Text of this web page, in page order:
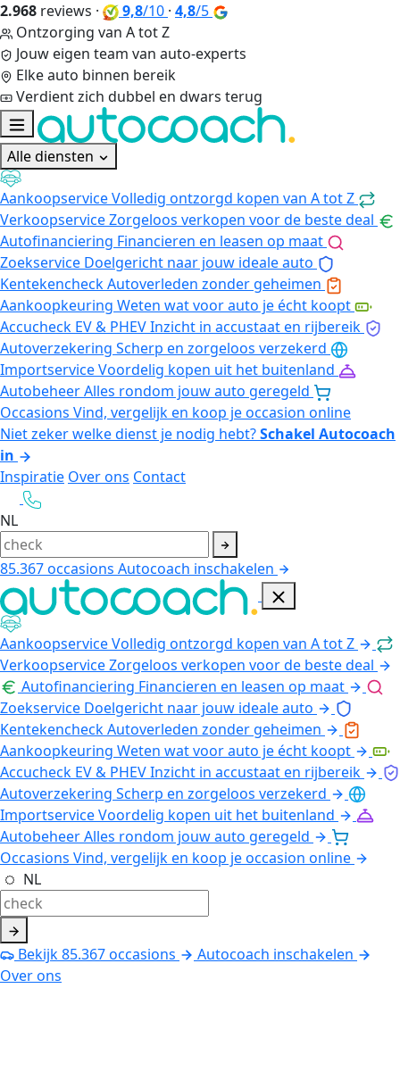
2.968 reviews · 9,8/10 · 4,8/5
Ontzorging van A tot Z
Jouw eigen team van auto-experts
Elke auto binnen bereik
Verdient zich dubbel en dwars terug
Alle diensten
AankoopserviceVolledig ontzorgd kopen van A tot Z
VerkoopserviceZorgeloos verkopen voor de beste deal
Autofinanciering Financieren en leasen op maat
Zoekservice Doelgericht naar jouw ideale auto
KentekencheckAutoverleden zonder geheimen
Aankoopkeuring Weten wat voor auto je écht koopt
Accucheck EV & PHEVInzicht in accustaat en rijbereik
Autoverzekering Scherp en zorgeloos verzekerd
ImportserviceVoordelig kopen uit het buitenland
AutobeheerAlles rondom jouw auto geregeld
Occasions Vind, vergelijk en koop je occasion online
Niet zeker welke dienst je nodig hebt?Schakel Autocoach
in
Inspiratie Over ons Contact
NL
85.367occasions Autocoach inschakelen
AankoopserviceVolledig ontzorgd kopen van A tot Z
VerkoopserviceZorgeloos verkopen voor de beste deal
Autofinanciering Financieren en leasen op maat
Zoekservice Doelgericht naar jouw ideale auto
KentekencheckAutoverleden zonder geheimen
Aankoopkeuring Weten wat voor auto je écht koopt
Accucheck EV & PHEVInzicht in accustaat en rijbereik
Autoverzekering Scherp en zorgeloos verzekerd
ImportserviceVoordelig kopen uit het buitenland
AutobeheerAlles rondom jouw auto geregeld
Occasions Vind, vergelijk en koop je occasion online
NL
Bekijk85.367occasions
Autocoach inschakelen
Over ons